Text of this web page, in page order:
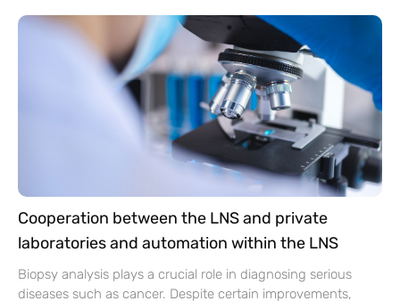
Cooperation between the LNS and private
laboratories and automation within the LNS
Biopsy analysis plays a crucial role in diagnosing serious
diseases such as cancer. Despite certain improvements,